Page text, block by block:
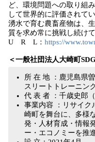
ど、環境問題への取り組
して世界的に評価されて
湧⽔で育む農畜産物は、
質を求め常に挑戦し続けて
U R L： https://
＜一般社団法人大崎町
所 在 地 ：鹿児島県
スリートトレーニン
代 表 者 ：千歳史郎（
事業内容 ：リサイク
崎町を舞台に、多様
発・人材育成・情報
ー・エコノミーを推